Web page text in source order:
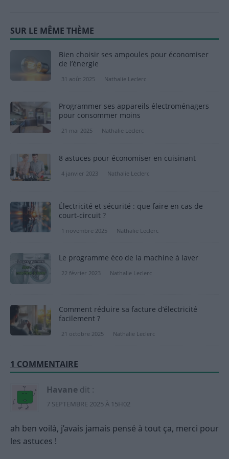
SUR LE MÊME THÈME
Bien choisir ses ampoules pour économiser
de l’énergie
31 août 2025 Nathalie Leclerc
Programmer ses appareils électroménagers
pour consommer moins
21 mai 2025 Nathalie Leclerc
8 astuces pour économiser en cuisinant
4 janvier 2023 Nathalie Leclerc
Électricité et sécurité : que faire en cas de
court-circuit ?
1 novembre 2025 Nathalie Leclerc
Le programme éco de la machine à laver
22 février 2023 Nathalie Leclerc
Comment réduire sa facture d’électricité
facilement ?
21 octobre 2025 Nathalie Leclerc
1 COMMENTAIRE
Havane dit :
7 SEPTEMBRE 2025 À 15H02
ah ben voilà, j’avais jamais pensé à tout ça, merci pour
les astuces !